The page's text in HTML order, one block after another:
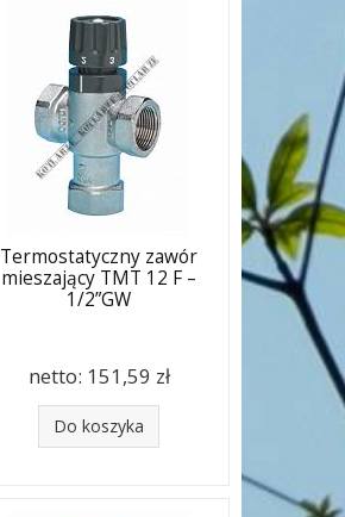
Termostatyczny zawór
mieszający TMT 12 F –
1/2”GW
netto: 151,59 zł
Do koszyka